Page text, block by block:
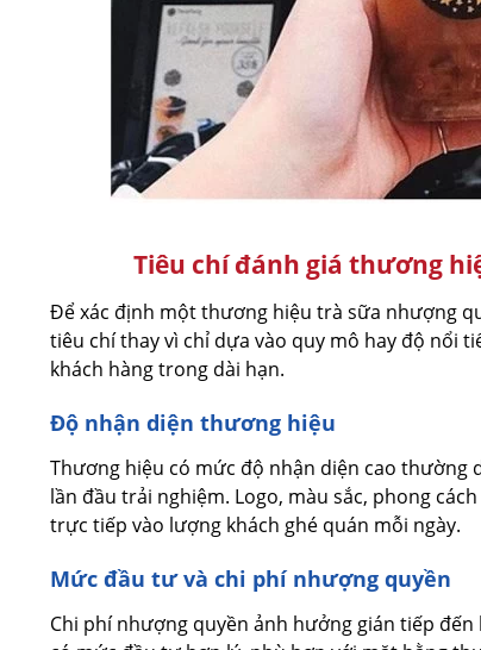
Tiêu chí đánh giá thương
Để xác định một thương hiệu trà sữa nhượng
tiêu chí thay vì chỉ dựa vào quy mô hay độ nổi
khách hàng trong dài hạn.
Độ nhận diện thương hiệu
Thương hiệu có mức độ nhận diện cao thường
lần đầu trải nghiệm. Logo, màu sắc, phong
trực tiếp vào lượng khách ghé quán mỗi ngày.
Mức đầu tư và chi phí nhượng quyền
Chi phí nhượng quyền ảnh hưởng gián tiếp